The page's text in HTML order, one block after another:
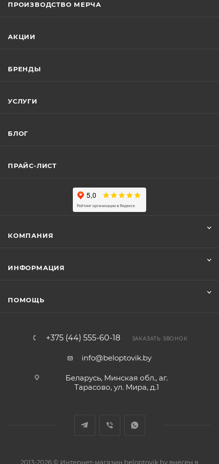
ПРОИЗВОДСТВО МЕРЧА
АКЦИИ
БРЕНДЫ
УСЛУГИ
БЛОГ
ПРАЙС-ЛИСТ
КОМПАНИЯ
ИНФОРМАЦИЯ
ПОМОЩЬ
+375 (44) 555-60-18 ЗАКАЗАТЬ ЗВОНОК
info@beloptovik.by
Беларусь, Минская обл., аг.
Тарасово, ул. Мира, д.1
2013-2026 © Интернет-магазин beloptovik.by внесен в